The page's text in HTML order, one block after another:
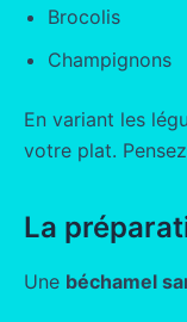
Brocolis
Champignons
En variant les
votre plat.
La
Une béchamel